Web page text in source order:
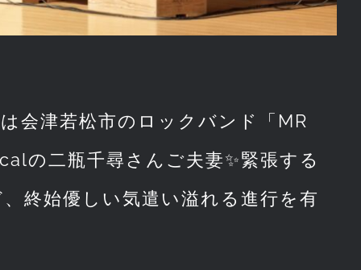
会津若松市のロックバンド「MR
の二瓶千尋さんご夫妻✨緊張する
終始優しい気遣い溢れる進行を有